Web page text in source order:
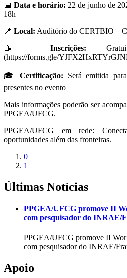
📅Data e horário: 22 de junho de
18h
📍 Local: Auditório do CERTBIO –
📝 Inscrições:
(https://forms.gle/
🎓Certificação: Será emitida
presentes no evento
Mais informações poderão ser
PPGEA/UFCG.
PPGEA/UFCG em rede:
oportunidades além das fronteiras.
0
1
Últimas Notícias
PPGEA/UFCG promove II
com pesquisador do INRAE/
PPGEA/UFCG promove II
com pesquisador do INRAE/
Apoio